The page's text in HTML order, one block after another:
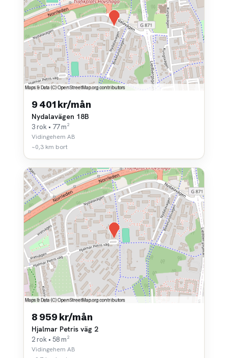
9 401 kr/mån
Nydalavägen 18B
3 rok • 77 m²
Vidingehem AB
~0,3 km bort
8 959 kr/mån
Hjalmar Petris väg 2
2 rok • 58 m²
Vidingehem AB